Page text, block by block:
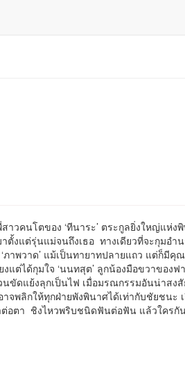
สาวคนโตของ ‘ทีนาระ’ ตระกูลยิ่งใหญ่แห่
ตั้งแต่รุ่นแม่จนถึงเธอ ทางเดียวที่จะกุมอำ
ภาพวาด’ แม้เป็นทายาทปลายแถว แต่ก็มีคุ
งแต่ได้กุมใจ ‘นนทสุต’ ลูกน้องมือขวาของฟ
ขัดแย้งลุกเป็นไฟ เมื่อมรณกรรมอันน่าสง
จพลิกให้ทุกฝ่ายพังพินาศได้เท่ากับชัยชนะ
อตา ชิงไหวพริบชนิดฟันต่อฟัน แล้วใครกั